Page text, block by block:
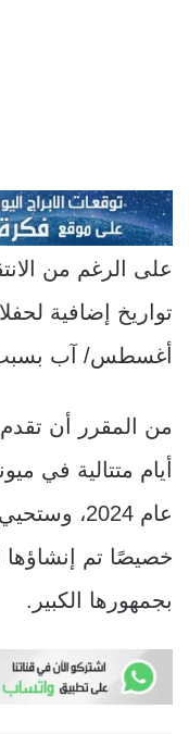
تواريخ إضافية
أغسطس/ آب بسبب
من المقرر أن
أيام متتالية في
عام 2024،
خصيصًا تم
بجمهورها الكبير.